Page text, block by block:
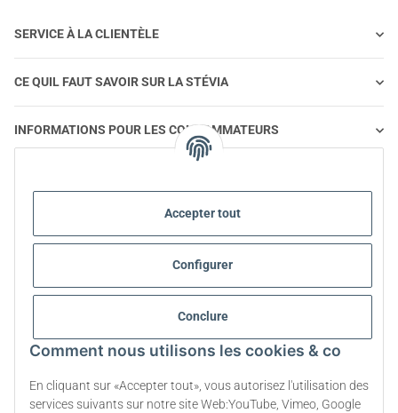
Accepter tout
Configurer
Conclure
Comment nous utilisons les cookies & co
En cliquant sur «Accepter tout», vous autorisez l'utilisation des
services suivants sur notre site Web:YouTube, Vimeo, Google
SERVICE À LA CLIENTÈLE
CE QUIL FAUT SAVOIR SUR LA STÉVIA
INFORMATIONS POUR LES CONSOMMATEURS
INFORMATIONS SUR LES PRODUITS STEVIA